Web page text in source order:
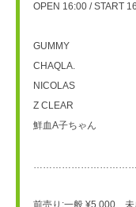
OPEN 16:00 / START
GUMMY
CHAQLA.
NICOLAS
Z CLEAR
鮮血A子ちゃん